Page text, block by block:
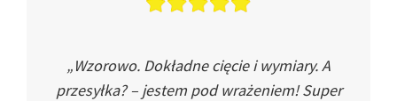
„Wzorowo. Dokładne cięcie i wymiary. A
przesyłka? – jestem pod wrażeniem! Super